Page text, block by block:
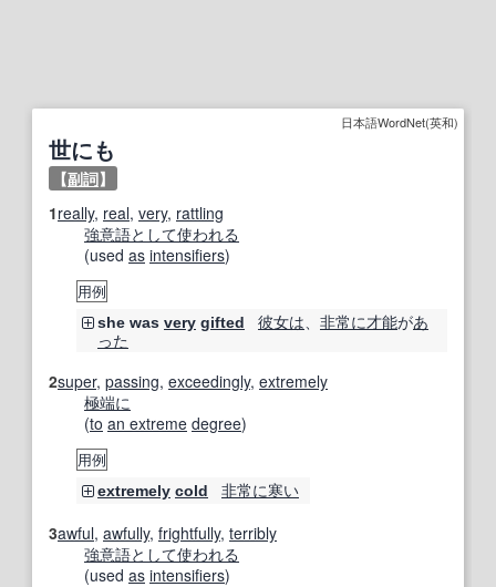
日本語WordNet(英和)
世にも
【副詞】
1really, real, very, rattling
強意語として使われる
(used as intensifiers)
用例
she was very gifted 彼女は 非常に才能があ
った
2super, passing, exceedingly, extremely
極端に
(to an extreme degree)
用例
extremely cold 非常に寒い
3awful, awfully, frightfully, terribly
強意語として使われる
(used as intensifiers)